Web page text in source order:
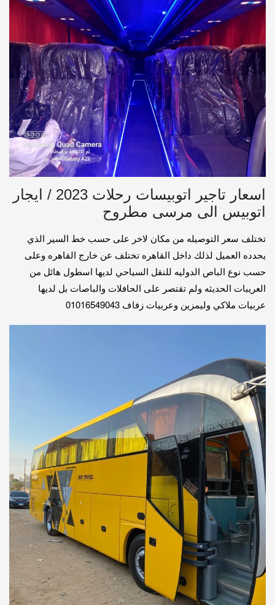
اسعار تاجير اتوبيسات رحلات 2023 / ايجار
اتوبيس الى مرسى مطروح
تختلف سعر التوصيله من مكان لاخر على حسب خط السير الذي
يحدده العميل لذلك داخل القاهره تختلف عن خارج القاهره وعلى
حسب نوع الباص الدوليه للنقل السياحي لديها اسطول هائل من
العريبات الحديثه ولم تقتصر على الحافلات والباصات بل لديها
عربيات ملاكي وليمزين وعربيات زفاف 01016549043